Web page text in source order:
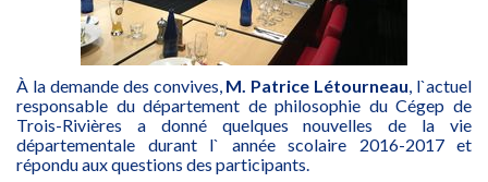
À la demande des convives, M. Patrice Létourneau , l`actuel
responsable du département de philosophie du Cégep de
Trois-Rivières a donné quelques nouvelles de la vie
départementale durant l` année scolaire 2016-2017 et
répondu aux questions des participants.